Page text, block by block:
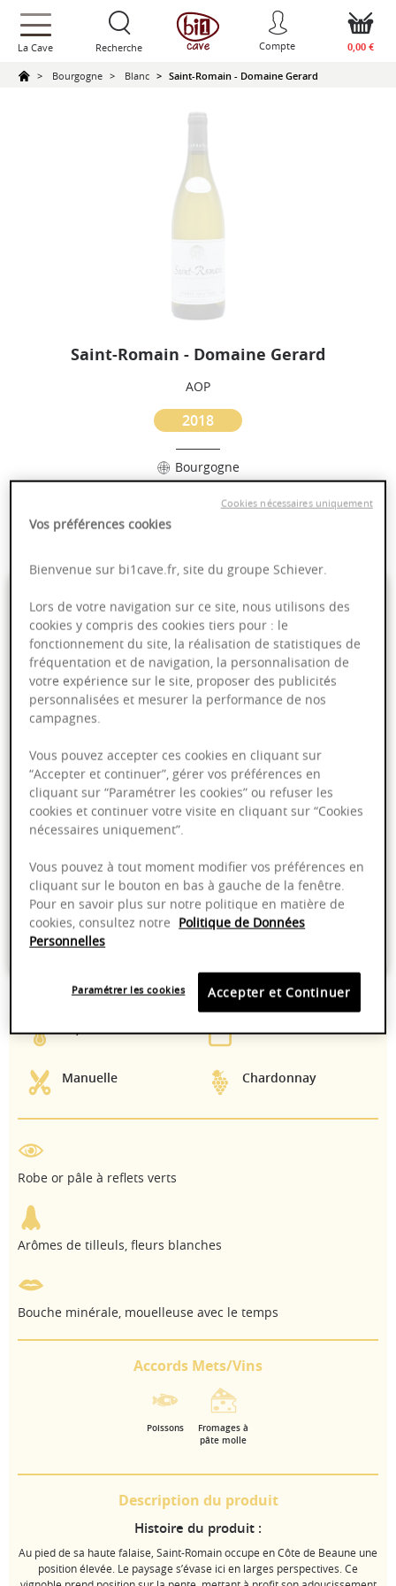
text.skipToContent
text.skipToNavigation
La Cave Recherche Compte 0,00 €
Bourgogne Blanc Saint-Romain - Domaine Gerard
Saint-Romain - Domaine Gerard
AOP
2018
Bourgogne
Complexité
17,95 €
75cl - soit23,93 €/ L
Dernières bouteilles !
Livraison offerte dans nos points de vente
Emballage anti-casse
Paiement sécurisé
13,00% 2022 - 2025
Manuelle Chardonnay
Robe or pâle à reflets verts
Arômes de tilleuls, fleurs blanches
Bouche minérale, mouelleuse avec le temps
Accords Mets/Vins
Poissons
Fromages à
pâte molle
Description du produit
Histoire du produit :
Au pied de sa haute falaise, Saint-Romain occupe en Côte de Beaune une
position élevée. Le paysage s’évase ici en larges perspectives. Ce
Vos préférences cookies
Bienvenue sur bi1cave.fr, site du groupe Schiever.
Lors de votre navigation sur ce site, nous utilisons des
cookies y compris des cookies tiers pour : le
fonctionnement du site, la réalisation de statistiques de
fréquentation et de navigation, la personnalisation de
votre expérience sur le site, proposer des publicités
personnalisées et mesurer la performance de nos
campagnes.
Vous pouvez accepter ces cookies en cliquant sur
“Accepter et continuer”, gérer vos préférences en
cliquant sur “Paramétrer les cookies” ou refuser les
cookies et continuer votre visite en cliquant sur “Cookies
nécessaires uniquement”.
Vous pouvez à tout moment modifier vos préférences en
cliquant sur le bouton en bas à gauche de la fenêtre.
Pour en savoir plus sur notre politique en matière de
cookies, consultez notre Politique de Données
Personnelles
Accepter et Continuer
Paramétrer les cookies
Cookies nécessaires uniquement